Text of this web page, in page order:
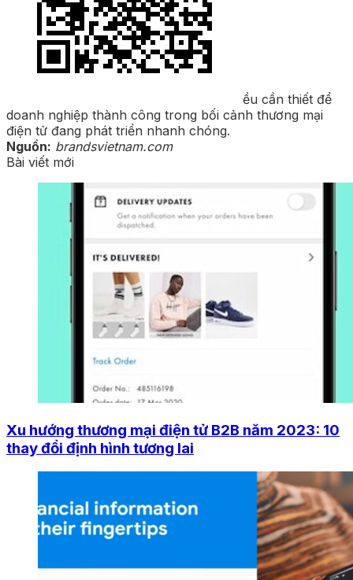
ều cần thiết để
doanh nghiệp thành công trong bối cảnh thương mại
điện tử đang phát triển nhanh chóng.
Nguồn: brandsvietnam.com
Bài viết mới
Xu hướng thương mại điện tử B2B năm 2023: 10
thay đổi định hình tương lai